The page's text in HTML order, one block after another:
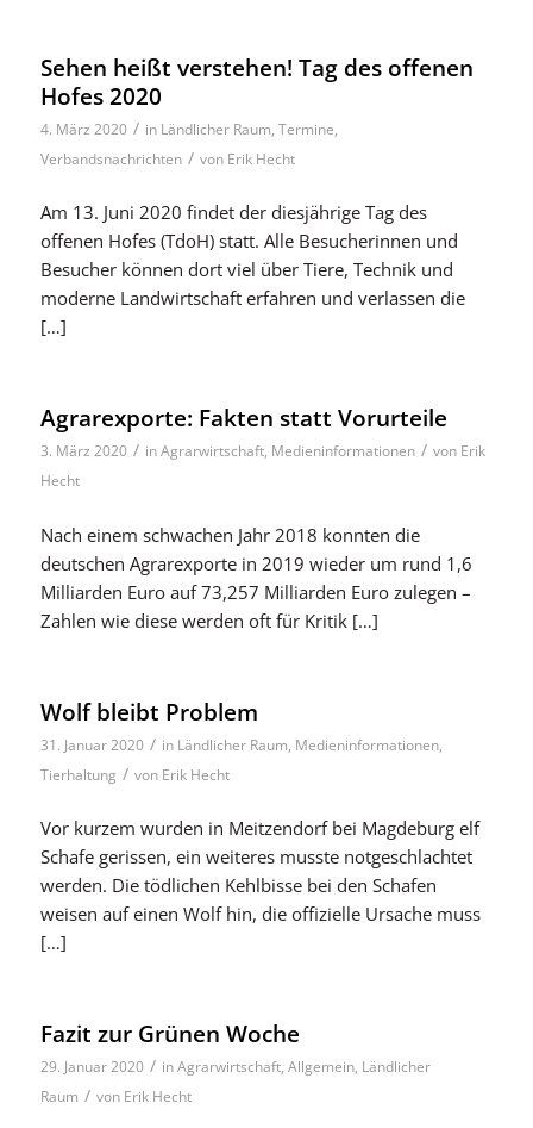
Sehen heißt verstehen! Tag des offenen
Hofes 2020
4. März 2020 / in Ländlicher Raum, Termine,
Verbandsnachrichten / von Erik Hecht
Am 13. Juni 2020 findet der diesjährige Tag des
offenen Hofes (TdoH) statt. Alle Besucherinnen und
Besucher können dort viel über Tiere, Technik und
moderne Landwirtschaft erfahren und verlassen die
[…]
Agrarexporte: Fakten statt Vorurteile
3. März 2020 / inAgrarwirtschaft, Medieninformationen / von Erik
Hecht
Nach einem schwachen Jahr 2018 konnten die
deutschen Agrarexporte in 2019 wieder um rund 1,6
Milliarden Euro auf 73,257 Milliarden Euro zulegen –
Zahlen wie diese werden oft für Kritik […]
Wolf bleibt Problem
31. Januar 2020 / in Ländlicher Raum, Medieninformationen,
Tierhaltung / von Erik Hecht
Vor kurzem wurden in Meitzendorf bei Magdeburg elf
Schafe gerissen, ein weiteres musste notgeschlachtet
werden. Die tödlichen Kehlbisse bei den Schafen
weisen auf einen Wolf hin, die offizielle Ursache muss
[…]
Fazit zur Grünen Woche
29. Januar 2020 / inAgrarwirtschaft, Allgemein, Ländlicher
Raum / von Erik Hecht